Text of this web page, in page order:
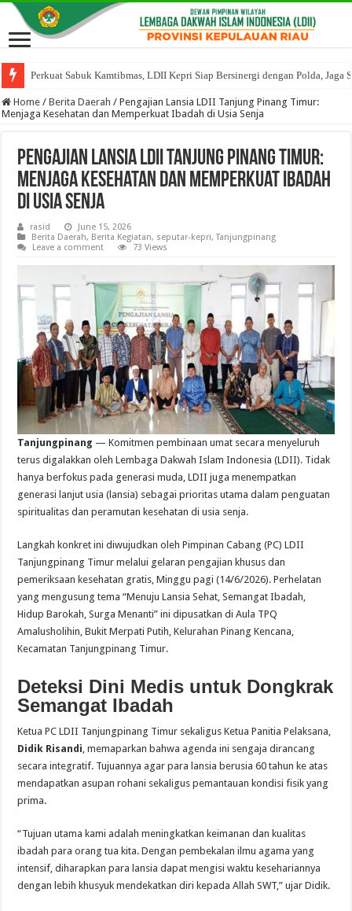
Perkuat Sabuk Kamtibmas, LDII Kepri Siap Bersinergi dengan Polda, Jaga
Home / Berita Daerah / Pengajian Lansia LDII Tanjung Pinang Timur:
Menjaga Kesehatan dan Memperkuat Ibadah di Usia Senja
Pengajian Lansia LDII Tanjung Pinang Timur:
Menjaga Kesehatan dan Memperkuat Ibadah
di Usia Senja
rasid
June 15, 2026
Berita Daerah, Berita Kegiatan, seputar-kepri,Tanjungpinang
Leave a comment
73 Views
Tanjungpinang — Komitmen pembinaan umat secara menyeluruh
terus digalakkan oleh Lembaga Dakwah Islam Indonesia (LDII). Tidak
hanya berfokus pada generasi muda, LDII juga menempatkan
generasi lanjut usia (lansia) sebagai prioritas utama dalam penguatan
spiritualitas dan peramutan kesehatan di usia senja.
Langkah konkret ini diwujudkan oleh Pimpinan Cabang (PC) LDII
Tanjungpinang Timur melalui gelaran pengajian khusus dan
pemeriksaan kesehatan gratis, Minggu pagi (14/6/2026). Perhelatan
yang mengusung tema “Menuju Lansia Sehat, Semangat Ibadah,
Hidup Barokah, Surga Menanti” ini dipusatkan di Aula TPQ
Amalusholihin, Bukit Merpati Putih, Kelurahan Pinang Kencana,
Kecamatan Tanjungpinang Timur.
Deteksi Dini Medis untuk Dongkrak
Semangat Ibadah
Ketua PC LDII Tanjungpinang Timur sekaligus Ketua Panitia Pelaksana,
Didik Risandi , memaparkan bahwa agenda ini sengaja dirancang
secara integratif. Tujuannya agar para lansia berusia 60 tahun ke atas
mendapatkan asupan rohani sekaligus pemantauan kondisi fisik yang
prima.
“Tujuan utama kami adalah meningkatkan keimanan dan kualitas
ibadah para orang tua kita. Dengan pembekalan ilmu agama yang
intensif, diharapkan para lansia dapat mengisi waktu kesehariannya
dengan lebih khusyuk mendekatkan diri kepada Allah SWT,” ujar Didik.